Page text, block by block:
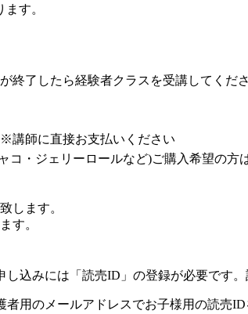
す。
終了したら経験者クラスを受講してくださ
講師に直接お支払いください
・ジェリーロールなど)ご購入希望の方
します。
す。
込みには「読売ID」の登録が必要です。
用のメールアドレスでお子様用の読売ID